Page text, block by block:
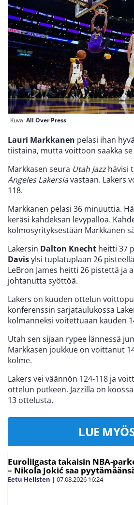
Kuva:All Over Press
Lauri Markkanen pelasi ihan
tiistaina, mutta voittoon saakka
Markkasen seura Utah Jazzhävisi
Angeles Lakersiavastaan. Lakers
118.
Markkanen pelasi 36 minuuttia.
keräsi kahdeksan levypalloa.
kolmosyrityksestään Markkanen
Lakersin Dalton Knecht heitti 37
Davisylsi tuplatuplaan 26
LeBron James heitti 26 pistettä ja
johtanutta syöttöä.
Lakers on kuuden ottelun
konferenssin sarjataulukossa
kolmanneksi voitettuaan kauden
Utah sen sijaan rypee lännessä
Markkasen joukkue on voittanut
kolme.
Lakers vei väännön 124-118 ja
ottelun putkeen. Jazzilla on
13 ottelusta.
LUE
Euroliigasta takaisin NBA-
– Nikola Jokić saa
Eetu Hellsten | 07.08.2026 16:24